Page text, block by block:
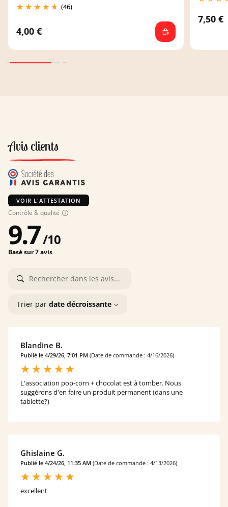
(46)
4,00 €
7,50 €
Avis clients
VOIR L'ATTESTATION
Contrôle & qualité
9.7/10
Basé sur 7 avis
Trier par date décroissante
Blandine B.
Publié le 4/29/26, 7:01 PM (Date de commande : 4/16/2026)
L'association pop-corn + chocolat est à tomber. Nous
suggérons d'en faire un produit permanent (dans une
tablette?)
Ghislaine G.
Publié le 4/24/26, 11:35 AM (Date de commande : 4/13/2026)
excellent